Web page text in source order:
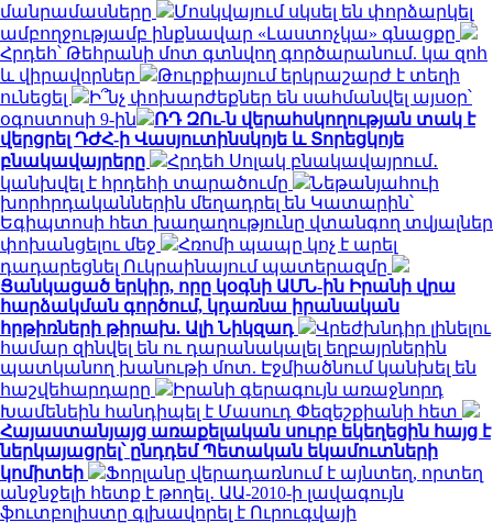
մանրամասները
Մոսկվայում սկսել են փորձարկել
ամբողջությամբ ինքնավար «Լաստոչկա» գնացքը
Հրդեհ՝ Թեհրանի մոտ գտնվող գործարանում. կա զոհ
և վիրավորներ
Թուրքիայում երկրաշարժ է տեղի
ունեցել
Ի՞նչ փոխարժեքներ են սահմանվել այսօր՝
օգոստոսի 9-ին
ՌԴ ԶՈւ-ն վերահսկողության տակ է
վերցրել ԴԺՀ-ի Վասյուտինսկոյե և Տորեցկոյե
բնակավայրերը
Հրդեհ Սոլակ բնակավայրում․
կանխվել է հրդեհի տարածումը
Նեթանյահուի
խորհրդականներին մեղադրել են Կատարին՝
Եգիպտոսի հետ խաղաղությունը վտանգող տվյալներ
փոխանցելու մեջ
Հռոմի պապը կոչ է արել
դադարեցնել Ուկրաինայում պատերազմը
Ցանկացած երկիր, որը կօգնի ԱՄՆ-ին Իրանի վրա
հարձակման գործում, կդառնա իրանական
հրթիռների թիրախ. Ալի Նիկզադ
Վրեժխնդիր լինելու
համար զինվել են ու դարանակալել եղբայրներին
պատկանող խանութի մոտ. Էջմիածնում կանխել են
հաշվեհարդարը
Իրանի գերագույն առաջնորդ
Խամենեին հանդիպել է Մասուդ Փեզեշքիանի հետ
Հայաստանյայց առաքելական սուրբ եկեղեցին հայց է
ներկայացրել՝ ընդդեմ Պետական եկամուտների
կոմիտեի
Ֆորլանը վերադառնում է այնտեղ, որտեղ
անջնջելի հետք է թողել․ ԱԱ-2010-ի լավագույն
ֆուտբոլիստը գլխավորել է Ուրուգվայի